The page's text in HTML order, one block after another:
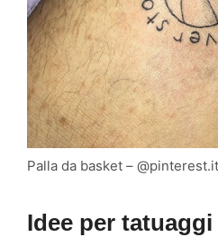
Palla da basket – @pinterest.it
Idee per